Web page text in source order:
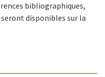
bibliographiques,
disponibles sur la